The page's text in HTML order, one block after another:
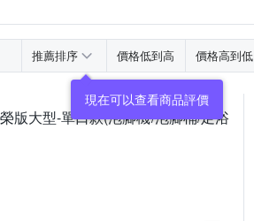
推薦排序 價格低到高 價格高到低
現在可以查看商品評價
版大型-單口款(泡腳機/泡腳桶/足浴